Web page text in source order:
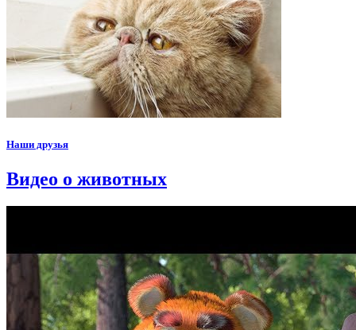
Наши друзья
Видео о животных